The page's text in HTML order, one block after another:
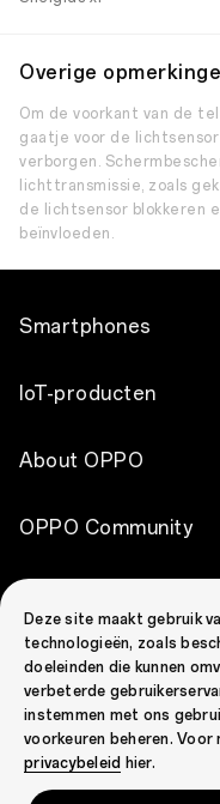
Overige
Om de voorkant van de
gaatje voor de
verborgen.
lichttransmissie, zoals
de lichtsensor blokkeren
beïnvloeden.
Smartphones
OPPO Find X9 Ultra
OPPO Reno16 Pro 5G
OPPO Reno16 F 5G
OPPO Reno15 F 5G
OPPO Reno15 5G
OPPO Reno15 Pro 5G
OPPO A6 Pro 5G
IoT-producten
OPPO Pad 5
OPPO Enco Clip2 Open
OPPO Enco X3i
OPPO Enco Air4 Pro
OPPO Enco Air2
About OPPO
Over ons
OPPO Apex Guard
OPPO Community
OPPO Community
Contact
Garantiestatus
FAQ
Security Response Center
Deze site maakt gebruik
technologieën, zoals
doeleinden die kunnen
verbeterde
instemmen met ons
voorkeuren beheren.
privacybeleid hier.